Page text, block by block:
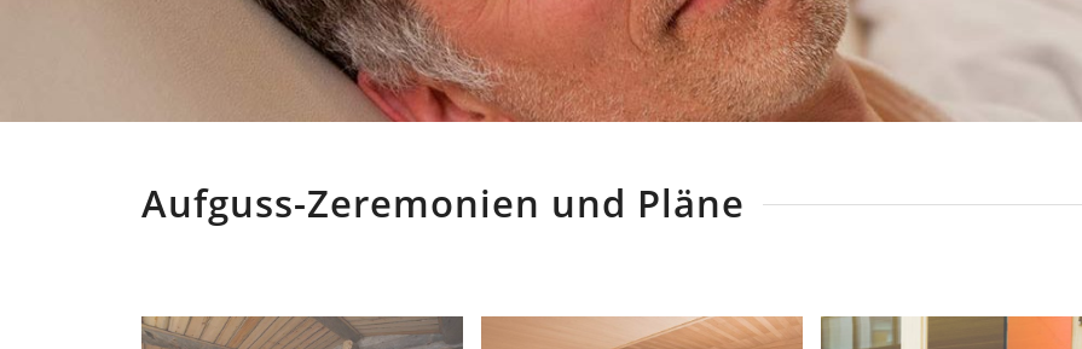
Aufguss-Zeremonien und Pläne